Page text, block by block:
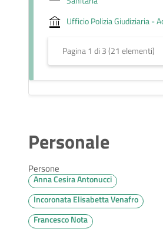
Ufficio Polizia Giudiziaria -
Pagina 1 di 3 (21 elementi)
Personale
Persone
Anna Cesira Antonucci
Incoronata Elisabetta Venafro
Francesco Nota